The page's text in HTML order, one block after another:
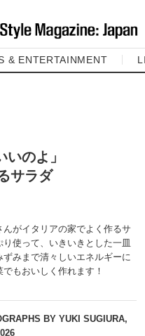
& ENTERTAINMENT
いのよ」
サラダ
がイタリアの家でよく作るサ
使って、いきいきとした一皿
みまで清々しいエネルギーに
もおいしく作れます！
BY YUKI SUGIURA,